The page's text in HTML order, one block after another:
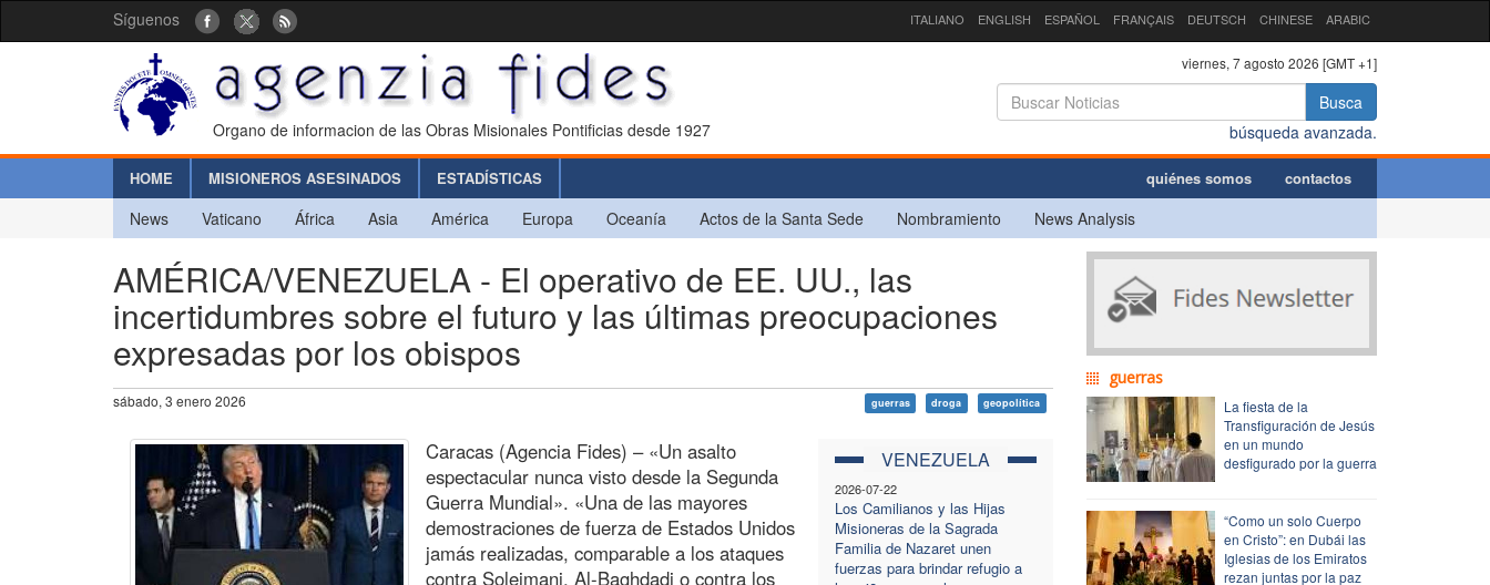
Síguenos ITALIANO ENGLISH ESPAÑOL FRANÇAIS DEUTSCH CHINESE ARABIC
Organo de informacion de las Obras Misionales Pontificias desde 1927
viernes, 7 agosto 2026 [GMT +1]
Busca
búsqueda avanzada.
HOME MISIONEROS ASESINADOS ESTADÍSTICAS quiénes somos contactos
News Vaticano África Asia América Europa Oceanía Actos de la Santa Sede Nombramiento News Analysis
AMÉRICA/VENEZUELA - El operativo de EE. UU., las
incertidumbres sobre el futuro y las últimas preocupaciones
expresadas por los obispos
sábado, 3 enero 2026 guerras droga geopolítica
VENEZUELA
2026-07-22
Los Camilianos y las Hijas
Misioneras de la Sagrada
Familia de Nazaret unen
fuerzas para brindar refugio a
Caracas (Agencia Fides) – «Un asalto
espectacular nunca visto desde la Segunda
Guerra Mundial». «Una de las mayores
demostraciones de fuerza de Estados Unidos
jamás realizadas, comparable a los ataques
contra Soleimani, Al-Baghdadi o contra los
guerras
La fiesta de la
Transfiguración de Jesús
en un mundo
desfigurado por la guerra
“Como un solo Cuerpo
en Cristo”: en Dubái las
Iglesias de los Emiratos
rezan juntas por la paz